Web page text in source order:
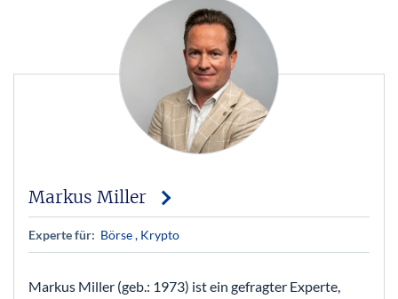
Markus Miller
Experte für: Börse, Krypto
Markus Miller (geb.: 1973) ist ein gefragter Experte,